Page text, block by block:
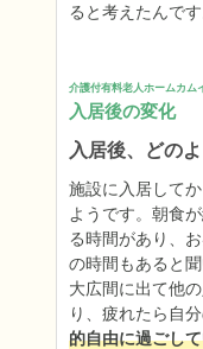
ると考えたんです
介護付有料老人ホームカム
入居後の変化
入居後、どの
施設に入居して
ようです。朝食
る時間があり、
の時間もあると
大広間に出て他
り、疲れたら自
的自由に過ごし